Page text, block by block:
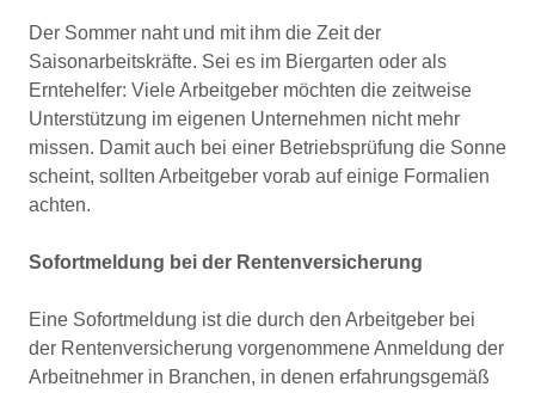
Der Sommer naht und mit ihm die Zeit der
Saisonarbeitskräfte. Sei es im Biergarten oder als
Erntehelfer: Viele Arbeitgeber möchten die zeitweise
Unterstützung im eigenen Unternehmen nicht mehr
missen. Damit auch bei einer Betriebsprüfung die Sonne
scheint, sollten Arbeitgeber vorab auf einige Formalien
achten.
Sofortmeldung bei der Rentenversicherung
Eine Sofortmeldung ist die durch den Arbeitgeber bei
der Rentenversicherung vorgenommene Anmeldung der
Arbeitnehmer in Branchen, in denen erfahrungsgemäß